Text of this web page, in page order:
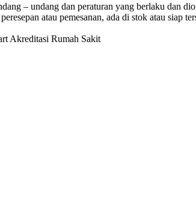
– undang dan peraturan yang berlaku dan
atau pemesanan, ada di stok atau siap
Akreditasi Rumah Sakit